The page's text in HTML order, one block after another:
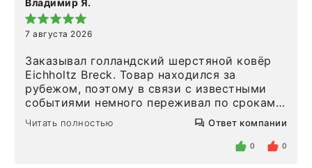
Владимир Я.
7 августа 2026
Заказывал голландский шерстяной ковёр
Eichholtz Breck. Товар находился за
рубежом, поэтому в связи с известными
событиями немного переживал по срокам.
Но homeadore привезли ровно в
определенное в договоре время, без
Читать полностью Ответ компании
0 0